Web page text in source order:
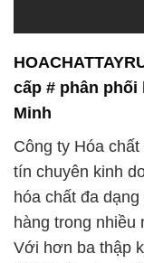
cấp # phân phối
Minh
Công ty Hóa
tín chuyên kinh
hóa chất đa
hàng trong nhiều
Với hơn ba thập